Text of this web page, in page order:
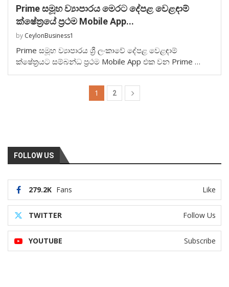
Prime සමූහ ව්‍යාපාරය මෙරට දේපළ වෙළඳාම්
ක්ෂේත්‍රයේ ප්‍රථම Mobile App...
by CeylonBusiness1
Prime සමූහ ව්‍යාපාරය ශ්‍රී ලංකාවේ දේපළ වෙළඳාම්
ක්ෂේත්‍රයට සම්බන්ධ ප්‍රථම Mobile App එක වන Prime …
1 2
FOLLOW US
279.2K Fans Like
TWITTER Follow Us
YOUTUBE Subscribe